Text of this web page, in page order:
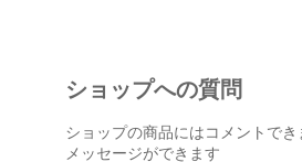
ショップへの質問
ショップの商品にはコメントで
メッセージができます